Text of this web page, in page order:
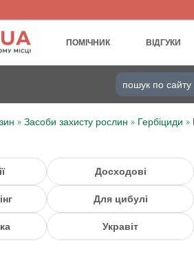
ПОМІЧНИК ВІДГУКИ
UA
» Засоби захисту рослин » Гербіциди »
Досходові
Для цибулі
Укравіт